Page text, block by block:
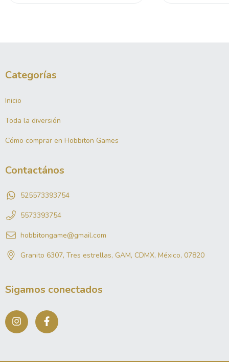
Categorías
Inicio
Toda la diversión
Cómo comprar en Hobbiton Games
Contactános
525573393754
5573393754
hobbitongame@gmail.com
Granito 6307, Tres estrellas, GAM, CDMX, México, 07820
Sigamos conectados